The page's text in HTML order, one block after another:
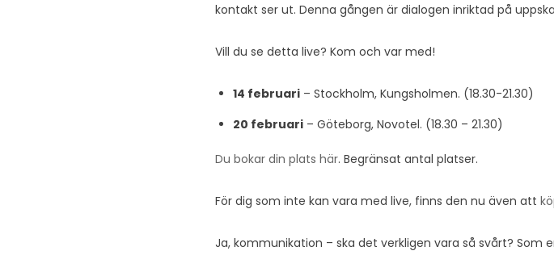
kontakt ser ut. Denna gången är dialogen inriktad på
Vill du se detta live? Kom och var med!
14 februari – Stockholm, Kungsholmen. (18.30-21.30)
20 februari – Göteborg, Novotel. (18.30 – 21.30)
Du bokar din plats här. Begränsat antal platser.
För dig som inte kan vara med live, finns den nu även att
Ja, kommunikation – ska det verkligen vara så svårt? Som